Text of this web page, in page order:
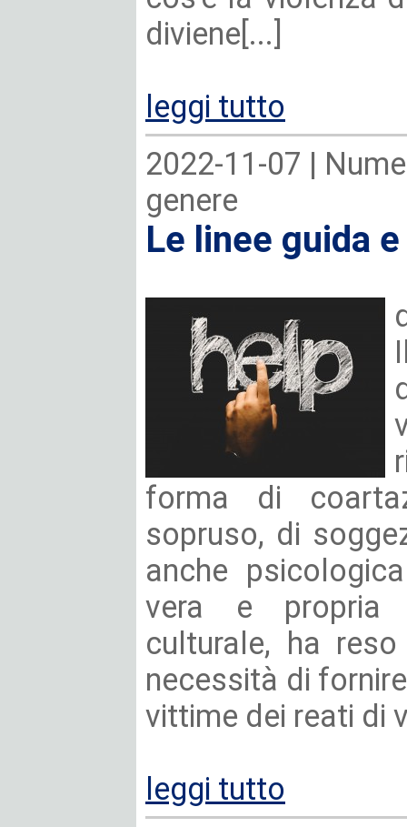
diviene[...]
leggi tutto
2022-11-07 |
genere
Le linee guida
forma di
sopruso, di
anche
vera e propria
culturale, ha
necessità di
vittime dei reati di
leggi tutto